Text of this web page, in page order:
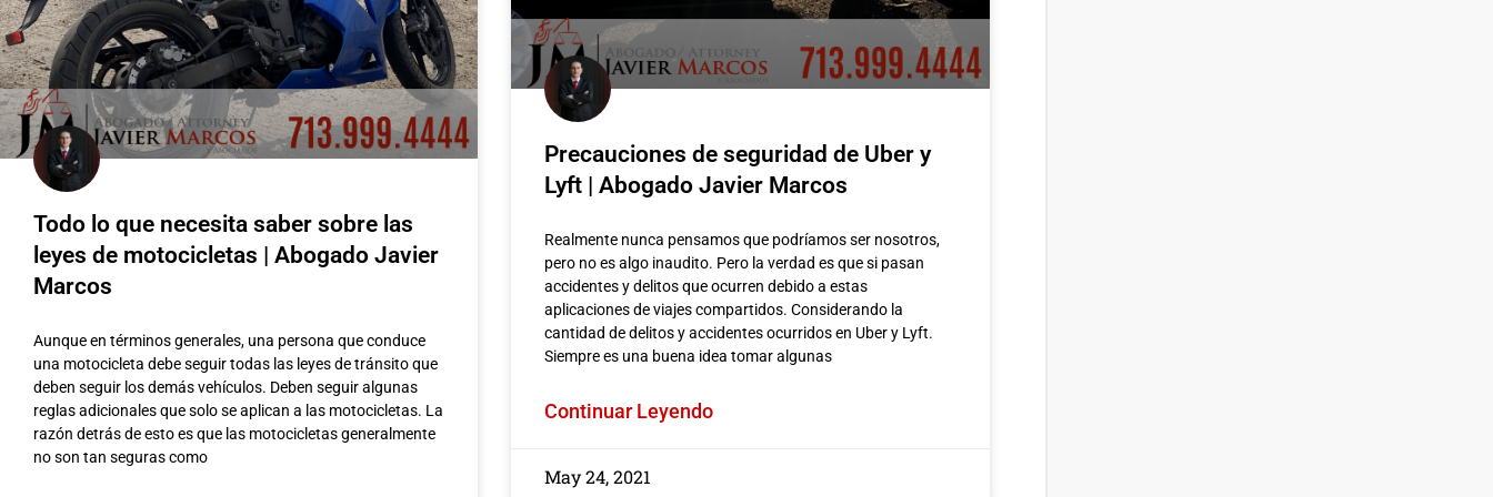
Todo lo que necesita saber sobre las
leyes de motocicletas | Abogado Javier
Marcos
Aunque en términos generales, una persona que conduce
una motocicleta debe seguir todas las leyes de tránsito que
deben seguir los demás vehículos. Deben seguir algunas
reglas adicionales que solo se aplican a las motocicletas. La
razón detrás de esto es que las motocicletas generalmente
no son tan seguras como
Precauciones de seguridad de Uber y
Lyft | Abogado Javier Marcos
Realmente nunca pensamos que podríamos ser nosotros,
pero no es algo inaudito. Pero la verdad es que si pasan
accidentes y delitos que ocurren debido a estas
aplicaciones de viajes compartidos. Considerando la
cantidad de delitos y accidentes ocurridos en Uber y Lyft.
Siempre es una buena idea tomar algunas
Continuar Leyendo
May 24, 2021